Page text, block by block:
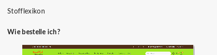
Stofflexikon
Wie bestelle ich?